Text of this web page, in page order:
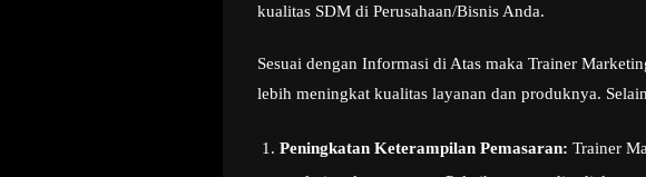
kualitas SDM di Perusahaan/Bisnis Anda.
Sesuai dengan Informasi di Atas maka Trainer
lebih meningkat kualitas layanan dan produknya.
Peningkatan Keterampilan Pemasaran: Trainer